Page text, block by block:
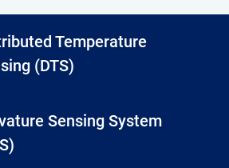
Temperature
(DTS)
Sensing System